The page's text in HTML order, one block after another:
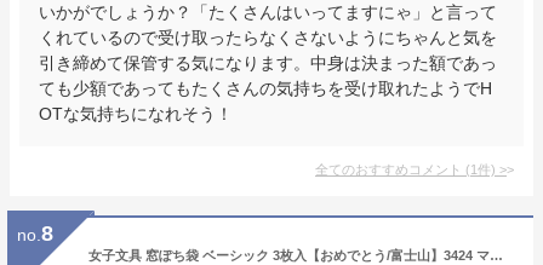
いかがでしょうか？「たくさんはいってますにゃ」と言って
くれているので受け取ったらなくさないようにちゃんと気を
引き締めて保管する気になります。中身は決まった額であっ
ても少額であってもたくさんの気持ちを受け取れたようでH
OTな気持ちになれそう！
全てのおすすめコメント (1件) >
no. 8
女子文具 窓ぽち袋 ベーシック 3枚入【おめでとう/富士山】3424 マルアイ ノ-MD1B